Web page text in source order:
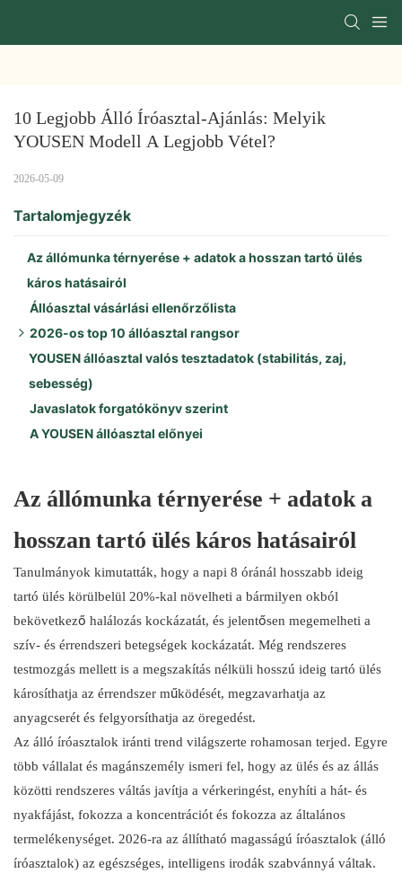
10 Legjobb Álló Íróasztal-Ajánlás: Melyik
YOUSEN Modell A Legjobb Vétel?
2026-05-09
Tartalomjegyzék
Az állómunka térnyerése + adatok a hosszan tartó ülés
káros hatásairól
Állóasztal vásárlási ellenőrzőlista
2026-os top 10 állóasztal rangsor
A YOUSEN kiemelt termékei (Top 3):
YOUSEN állóasztal valós tesztadatok (stabilitás, zaj,
sebesség)
Javaslatok forgatókönyv szerint
A YOUSEN állóasztal előnyei
Az állómunka térnyerése + adatok a
hosszan tartó ülés káros hatásairól
Tanulmányok kimutatták, hogy a napi 8 óránál hosszabb ideig
tartó ülés körülbelül 20%-kal növelheti a bármilyen okból
bekövetkező halálozás kockázatát, és jelentősen megemelheti a
szív- és érrendszeri betegségek kockázatát. Még rendszeres
testmozgás mellett is a megszakítás nélküli hosszú ideig tartó ülés
károsíthatja az érrendszer működését, megzavarhatja az
anyagcserét és felgyorsíthatja az öregedést.
Az álló íróasztalok iránti trend világszerte rohamosan terjed. Egyre
több vállalat és magánszemély ismeri fel, hogy az ülés és az állás
közötti rendszeres váltás javítja a vérkeringést, enyhíti a hát- és
nyakfájást, fokozza a koncentrációt és fokozza az általános
termelékenységet. 2026-ra az állítható magasságú íróasztalok (álló
íróasztalok) az egészséges, intelligens irodák szabvánnyá váltak.